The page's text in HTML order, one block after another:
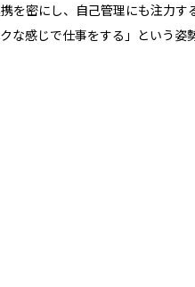
を密にし、自己管理にも注力
な感じで仕事をする」という姿